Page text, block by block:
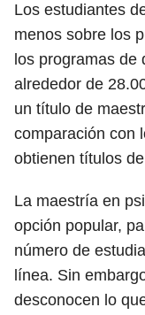
Los estudiantes
menos sobre los
los programas de
alrededor de
un título de
comparación con
obtienen títulos
La maestría en
opción popular,
número de
línea. Sin
desconocen lo